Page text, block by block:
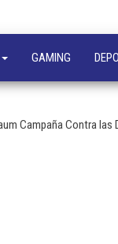
GAMING
Campaña Contra las